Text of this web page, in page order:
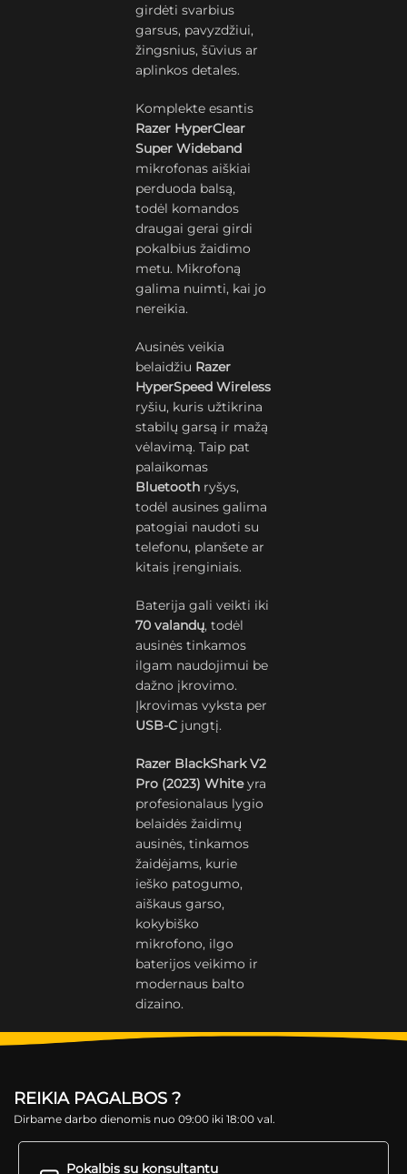
girdėti svarbius
garsus, pavyzdžiui,
žingsnius, šūvius ar
aplinkos detales.
Komplekte esantis
Razer HyperClear
Super Wideband
mikrofonas aiškiai
perduoda balsą,
todėl komandos
draugai gerai girdi
pokalbius žaidimo
metu. Mikrofoną
galima nuimti, kai jo
nereikia.
Ausinės veikia
belaidžiu Razer
HyperSpeed Wireless
ryšiu, kuris užtikrina
stabilų garsą ir mažą
vėlavimą. Taip pat
palaikomas
Bluetooth ryšys,
todėl ausines galima
patogiai naudoti su
telefonu, planšete ar
kitais įrenginiais.
Baterija gali veikti iki
70 valandų, todėl
ausinės tinkamos
ilgam naudojimui be
dažno įkrovimo.
Įkrovimas vyksta per
USB-C jungtį.
Razer BlackShark V2
Pro (2023) Whiteyra
profesionalaus lygio
belaidės žaidimų
ausinės, tinkamos
žaidėjams, kurie
ieško patogumo,
aiškaus garso,
kokybiško
mikrofono, ilgo
baterijos veikimo ir
modernaus balto
dizaino.
REIKIA PAGALBOS ?
Dirbame darbo dienomis nuo 09:00 iki 18:00 val.
Pokalbis su konsultantu